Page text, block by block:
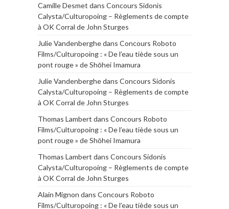
Camille Desmet dans Concours Sidonis
Calysta/Culturopoing – Règlements de compte
à OK Corral de John Sturges
Julie Vandenberghedans Concours Roboto
Films/Culturopoing : « De l’eau tiède sous un
pont rouge » de Shōhei Imamura
Julie Vandenberghedans Concours Sidonis
Calysta/Culturopoing – Règlements de compte
à OK Corral de John Sturges
Thomas Lambert dans Concours Roboto
Films/Culturopoing : « De l’eau tiède sous un
pont rouge » de Shōhei Imamura
Thomas Lambert dans Concours Sidonis
Calysta/Culturopoing – Règlements de compte
à OK Corral de John Sturges
Alain Mignon dans Concours Roboto
Films/Culturopoing : « De l’eau tiède sous un